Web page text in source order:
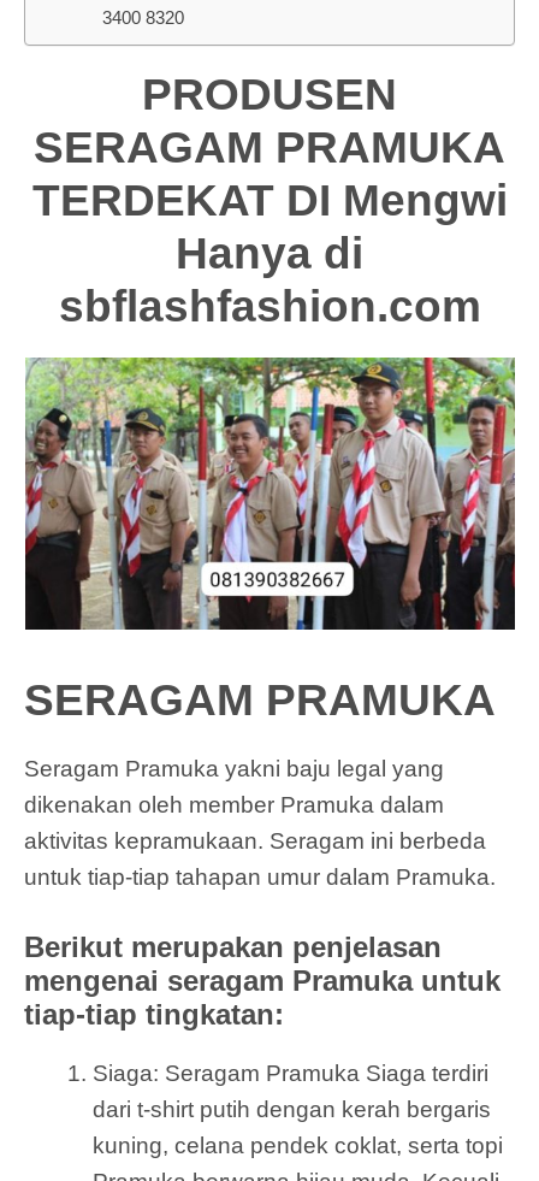
3400 8320
PRODUSEN
SERAGAM PRAMUKA
TERDEKAT DI Mengwi
Hanya di
sbflashfashion.com
SERAGAM PRAMUKA
Seragam Pramuka yakni baju legal yang
dikenakan oleh member Pramuka dalam
aktivitas kepramukaan. Seragam ini berbeda
untuk tiap-tiap tahapan umur dalam Pramuka.
Berikut merupakan penjelasan
mengenai seragam Pramuka untuk
tiap-tiap tingkatan:
Siaga: Seragam Pramuka Siaga terdiri
dari t-shirt putih dengan kerah bergaris
kuning, celana pendek coklat, serta topi